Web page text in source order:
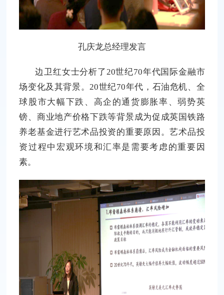
孔庆龙总经理发言
边卫红女士分析了20世纪70年代国际金融市
场变化及其背景。20世纪70年代，石油危机、全
球股市大幅下跌、高企的通货膨胀率、弱势英
镑、商业地产价格下跌等背景成为促成英国铁路
养老基金进行艺术品投资的重要原因。艺术品投
资过程中宏观环境和汇率是需要考虑的重要因
素。